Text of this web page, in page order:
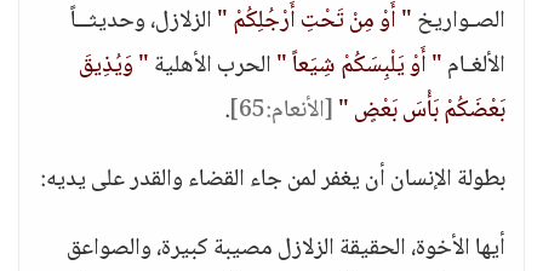
الصـواريخ" أَوْ مِنْ تَحْتِ أَرْجُلِكُمْ "الزلازل، وحديثــاً
الألغـام" أَوْ يَلْبِسَكُمْ شِيَعاً "الحرب الأهلية" وَيُذِيقَ
بَعْضَكُمْ بَأْسَ بَعْضٍ "[الأنعام:65]
.
بطولة الإنسان أن يغفر لمن جاء القضاء والقدر على يديه:
أيها الأخوة، الحقيقة الزلازل مصيبة كبيرة، والصواعق